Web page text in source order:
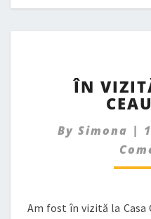
ÎN
By Simona |
Am fost în vizită la Casa